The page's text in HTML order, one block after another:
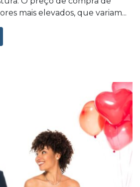
mais elevados, que variam...